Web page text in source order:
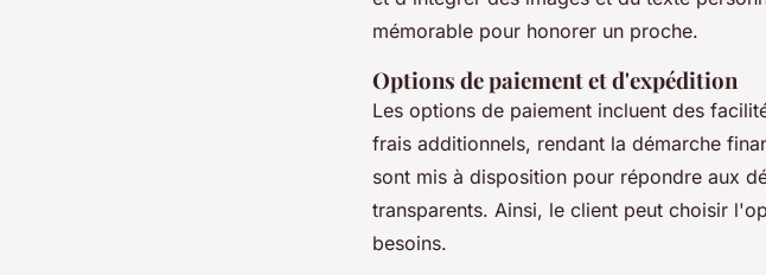
mémorable pour honorer un proche.
Options de paiement et d'expédition
Les options de paiement incluent des
frais additionnels, rendant la démarche
sont mis à disposition pour répondre aux
transparents. Ainsi, le client peut choisir
besoins.